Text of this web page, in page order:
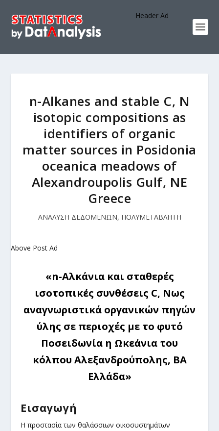
Header Ad
n-Alkanes and stable C, N
isotopic compositions as
identifiers of organic
matter sources in Posidonia
oceanica meadows of
Alexandroupolis Gulf, NE
Greece
ΑΝΑΛΥΣΗ ΔΕΔΟΜΕΝΩΝ, ΠΟΛΥΜΕΤΑΒΛΗΤΗ
Above Post Ad
«n-Αλκάνια και σταθερές
ισοτοπικές συνθέσεις C, Nως
αναγνωριστικά οργανικών πηγών
ύλης σε περιοχές με το φυτό
Ποσειδωνία η Ωκεάνια του
κόλπου Αλεξανδρούπολης, ΒΑ
Ελλάδα»
Εισαγωγή
Η προστασία των θαλάσσιων οικοσυστημάτων